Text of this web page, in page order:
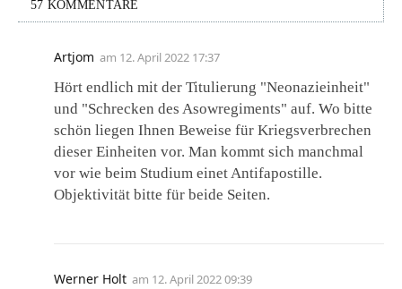
57 KOMMENTARE
Artjom am 12. April 2022 17:37
Hört endlich mit der Titulierung "Neonazieinheit"
und "Schrecken des Asowregiments" auf. Wo bitte
schön liegen Ihnen Beweise für Kriegsverbrechen
dieser Einheiten vor. Man kommt sich manchmal
vor wie beim Studium einet Antifapostille.
Objektivität bitte für beide Seiten.
Werner Holt am 12. April 2022 09:39